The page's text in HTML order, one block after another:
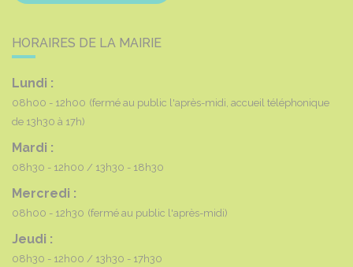
HORAIRES DE LA MAIRIE
Lundi :
08h00 - 12h00 (fermé au public l'après-midi, accueil téléphonique
de 13h30 à 17h)
Mardi :
08h30 - 12h00 13h30 - 18h30
Mercredi :
08h00 - 12h30 (fermé au public l'après-midi)
Jeudi :
08h30 - 12h00 13h30 - 17h30